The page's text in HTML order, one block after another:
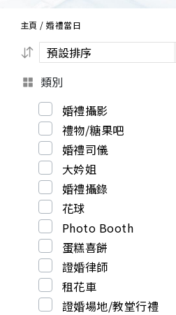
主頁 /婚禮當日
類別
婚禮攝影
禮物/糖果吧
婚禮司儀
大妗姐
婚禮攝錄
花球
Photo Booth
蛋糕喜餅
證婚律師
租花車
證婚場地/教堂行禮